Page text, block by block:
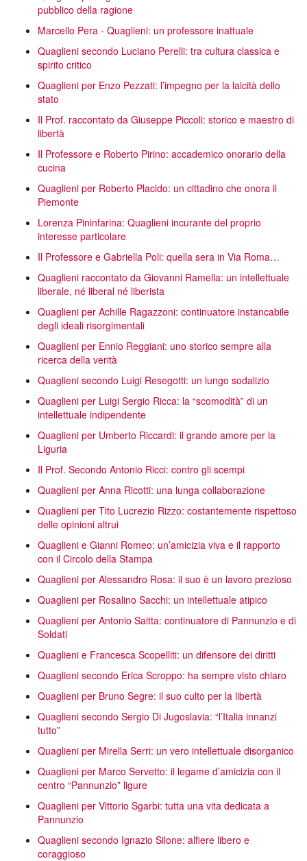
pubblico della ragione
Marcello Pera - Quaglieni: un professore inattuale
Quaglieni secondo Luciano Perelli: tra cultura classica e
spirito critico
Quaglieni per Enzo Pezzati: l’impegno per la laicità dello
stato
Il Prof. raccontato da Giuseppe Piccoli: storico e maestro di
libertà
Il Professore e Roberto Pirino: accademico onorario della
cucina
Quaglieni per Roberto Placido: un cittadino che onora il
Piemonte
Lorenza Pininfarina: Quaglieni incurante del proprio
interesse particolare
Il Professore e Gabriella Poli: quella sera in Via Roma…
Quaglieni raccontato da Giovanni Ramella: un intellettuale
liberale, né liberal né liberista
Quaglieni per Achille Ragazzoni: continuatore instancabile
degli ideali risorgimentali
Quaglieni per Ennio Reggiani: uno storico sempre alla
ricerca della verità
Quaglieni secondo Luigi Resegotti: un lungo sodalizio
Quaglieni per Luigi Sergio Ricca: la “scomodità” di un
intellettuale indipendente
Quaglieni per Umberto Riccardi: il grande amore per la
Liguria
Il Prof. Secondo Antonio Ricci: contro gli scempi
Quaglieni per Anna Ricotti: una lunga collaborazione
Quaglieni per Tito Lucrezio Rizzo: costantemente rispettoso
delle opinioni altrui
Quaglieni e Gianni Romeo: un’amicizia viva e il rapporto
con il Circolo della Stampa
Quaglieni per Alessandro Rosa: il suo è un lavoro prezioso
Quaglieni per Rosalino Sacchi: un intellettuale atipico
Quaglieni per Antonio Saitta: continuatore di Pannunzio e di
Soldati
Quaglieni e Francesca Scopelliti: un difensore dei diritti
Quaglieni secondo Erica Scroppo: ha sempre visto chiaro
Quaglieni per Bruno Segre: il suo culto per la libertà
Quaglieni secondo Sergio Di Jugoslavia: “l’Italia innanzi
tutto”
Quaglieni per Mirella Serri: un vero intellettuale disorganico
Quaglieni per Marco Servetto: il legame d’amicizia con il
centro “Pannunzio” ligure
Quaglieni per Vittorio Sgarbi: tutta una vita dedicata a
Pannunzio
Quaglieni secondo Ignazio Silone: alfiere libero e
coraggioso